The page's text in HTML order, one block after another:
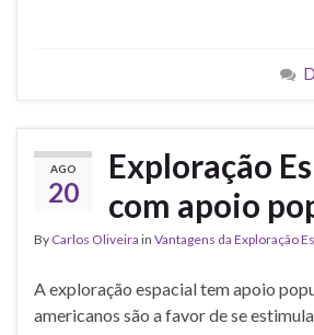
AGO
20
Exploração
com apoio
By Carlos Oliveira in Vantagens da Exploração
A exploração espacial tem apoio
americanos são a favor de se